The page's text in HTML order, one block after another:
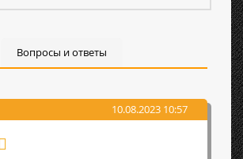
Вопросы и ответы
10.08.2023 10:57